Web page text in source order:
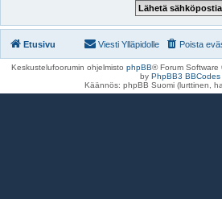
Etusivu Poista
Viesti Ylläpidolle
Keskustelufoorumin ohjelmisto phpBB® Forum
by PhpBB3 BBCodes
Käännös: phpBB Suomi (lurttinen,